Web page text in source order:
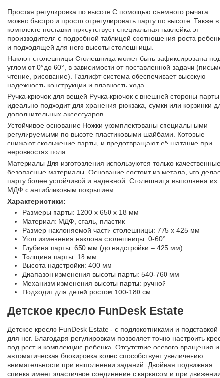
Простая регулировка по высоте С помощью съемного рычага
можно быстро и просто отрегулировать парту по высоте. Также в
комплекте поставки присутствует специальная наклейка от
производителя с подробной таблицей соотношения роста
и подходящей для него высоты столешницы.
Наклон столешницы Столешница может быть зафиксирована
углом от 0°до 60°, в зависимости от поставленной задачи
чтение, рисование). Газлифт система обеспечивает высокую
надежность конструкции и плавность хода.
Ручка-крючок для вещей Ручка-крючок с внешней стороны
идеально подходит для хранения рюкзака, сумки или корзинки
дополнительных аксессуаров.
Устойчивое основание Ножки укомплектованы специальными
регулируемыми по высоте пластиковыми шайбами. Которые
снижают скольжение парты, и предотвращают её шатание при
неровностях пола.
Материалы Для изготовления используются только
безопасные материалы. Основание состоит из метала, что
парту более устойчивой и надежной. Столешница выполнена из
МДФ с антибликовым покрытием.
Характеристики:
Размеры парты: 1200 x 650 x 18 мм
Материал: МДФ, сталь, пластик
Размер наклоняемой части столешницы: 775 х 425 мм
Угол изменения наклона столешницы: 0-60°
Глубина парты: 650 мм (до надстройки – 425 мм)
Толщина парты: 18 мм
Высота надстройки: 400 мм
Диапазон изменения высоты парты: 540-760 мм
Механизм изменения высоты парты: ручной
Подходит для детей ростом 100-180 см
Детское кресло FunDesk Estate
Детское кресло FunDesk Estate - с подлокотниками и подставкой
для ног. Благодаря регулировкам позволяет точно настроить
под рост и комплекцию ребенка. Отсутствие осевого вращения и
автоматическая блокировка колес способствует увеличению
внимательности при выполнении заданий. Двойная подвижная
спинка имеет эластичное соединение с каркасом и при